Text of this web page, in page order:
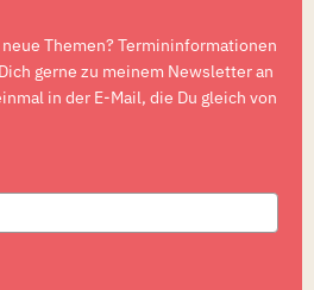
Themen? Termininformationen
gerne zu meinem Newsletter an
in der E-Mail, die Du gleich von